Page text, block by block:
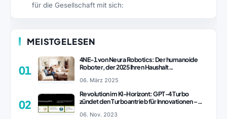
für die Gesellschaft mit sich:
MEISTGELESEN
01
4NE-1 von Neura Robotics: Der humanoide
Roboter, der 2025 Ihren Haushalt
06. März 2025
02
Revolution im KI-Horizont: GPT-4 Turbo
zündet den Turboantrieb für Innovationen –
06. Nov. 2023